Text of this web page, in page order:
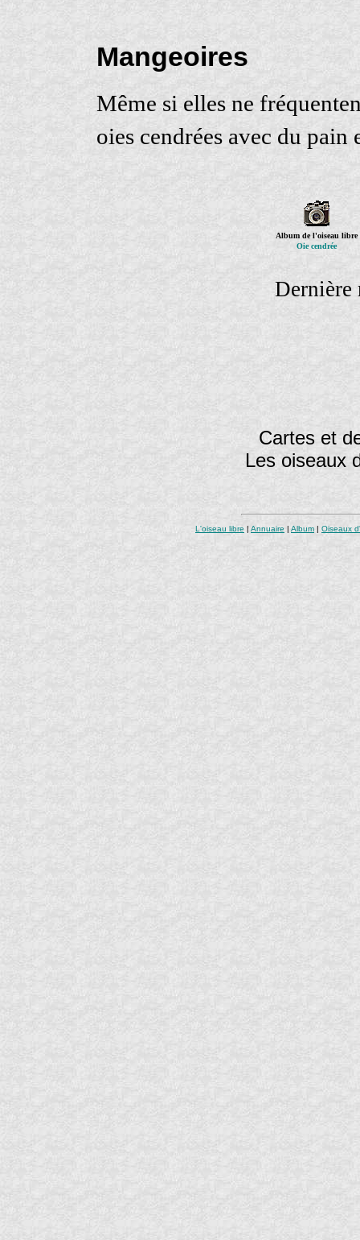
Mangeoires
Même si elles ne
oies cendrées avec du
Album de l'oiseau libre
Oie cendrée
Cartes et
Les oiseaux
L'oiseau libre | Annuaire | Album | Oiseaux